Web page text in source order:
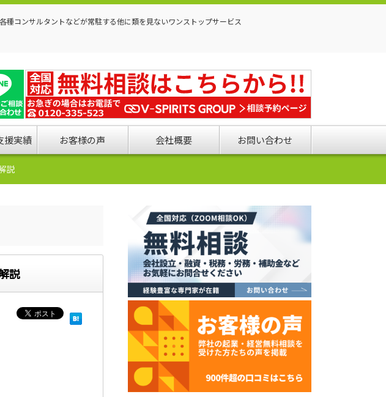
コンサルタントなどが常駐する他に類を見ないワンストップサービス
援実績 お客様の声 会社概要 お問い合わせ
説
説